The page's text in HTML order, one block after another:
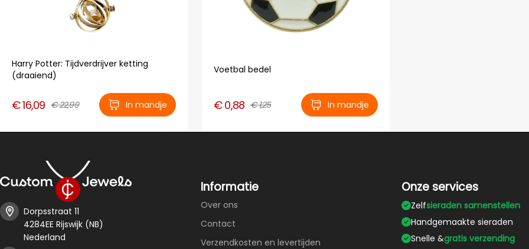
Harry Potter: Tijdverdrijver ketting
(draaiend)
€ 16,09 € 22,99 In mandje
Voetbal bedel
€ 0,88 € 1,25 In mandje
Dorpsstraat 11
4284EE Rijswijk (NB)
Nederland
Informatie
Over ons
Contact
Verzendkosten en levertijden
Onze services
Zelfsieraden samenstellen
Handgemaakte sieraden
Snelle &gratis verzending